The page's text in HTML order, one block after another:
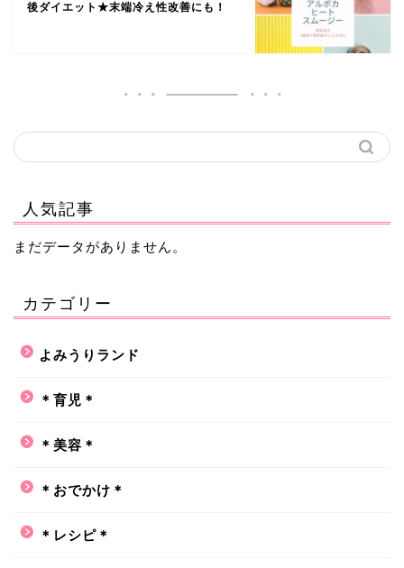
後ダイエット★末端冷え性改善にも！
人気記事
まだデータがありません。
カテゴリー
よみうりランド
＊育児＊
＊美容＊
＊おでかけ＊
＊レシピ＊